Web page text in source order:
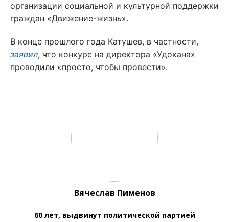
организации социальной и культурной поддержки
граждан «Движение-жизнь».
В конце прошлого года Катушев, в частности,
заявил, что конкурс на директора «Удокана»
проводили «просто, чтобы провести».
Вячеслав Пименов
60 лет, выдвинут политической партией